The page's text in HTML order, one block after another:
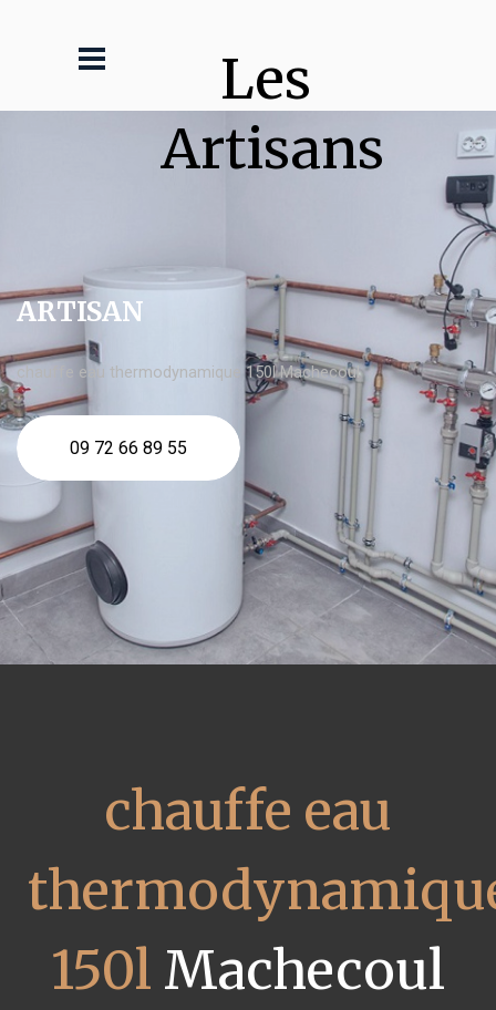
Les
Artisans
ARTISAN
chauffe eau thermodynamique 150l Machecoul
09 72 66 89 55
chauffe eau
150l Machecoul